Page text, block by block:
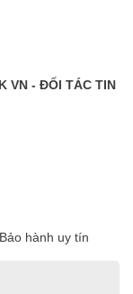
VN - ĐỐI TÁC TIN
hành uy tín